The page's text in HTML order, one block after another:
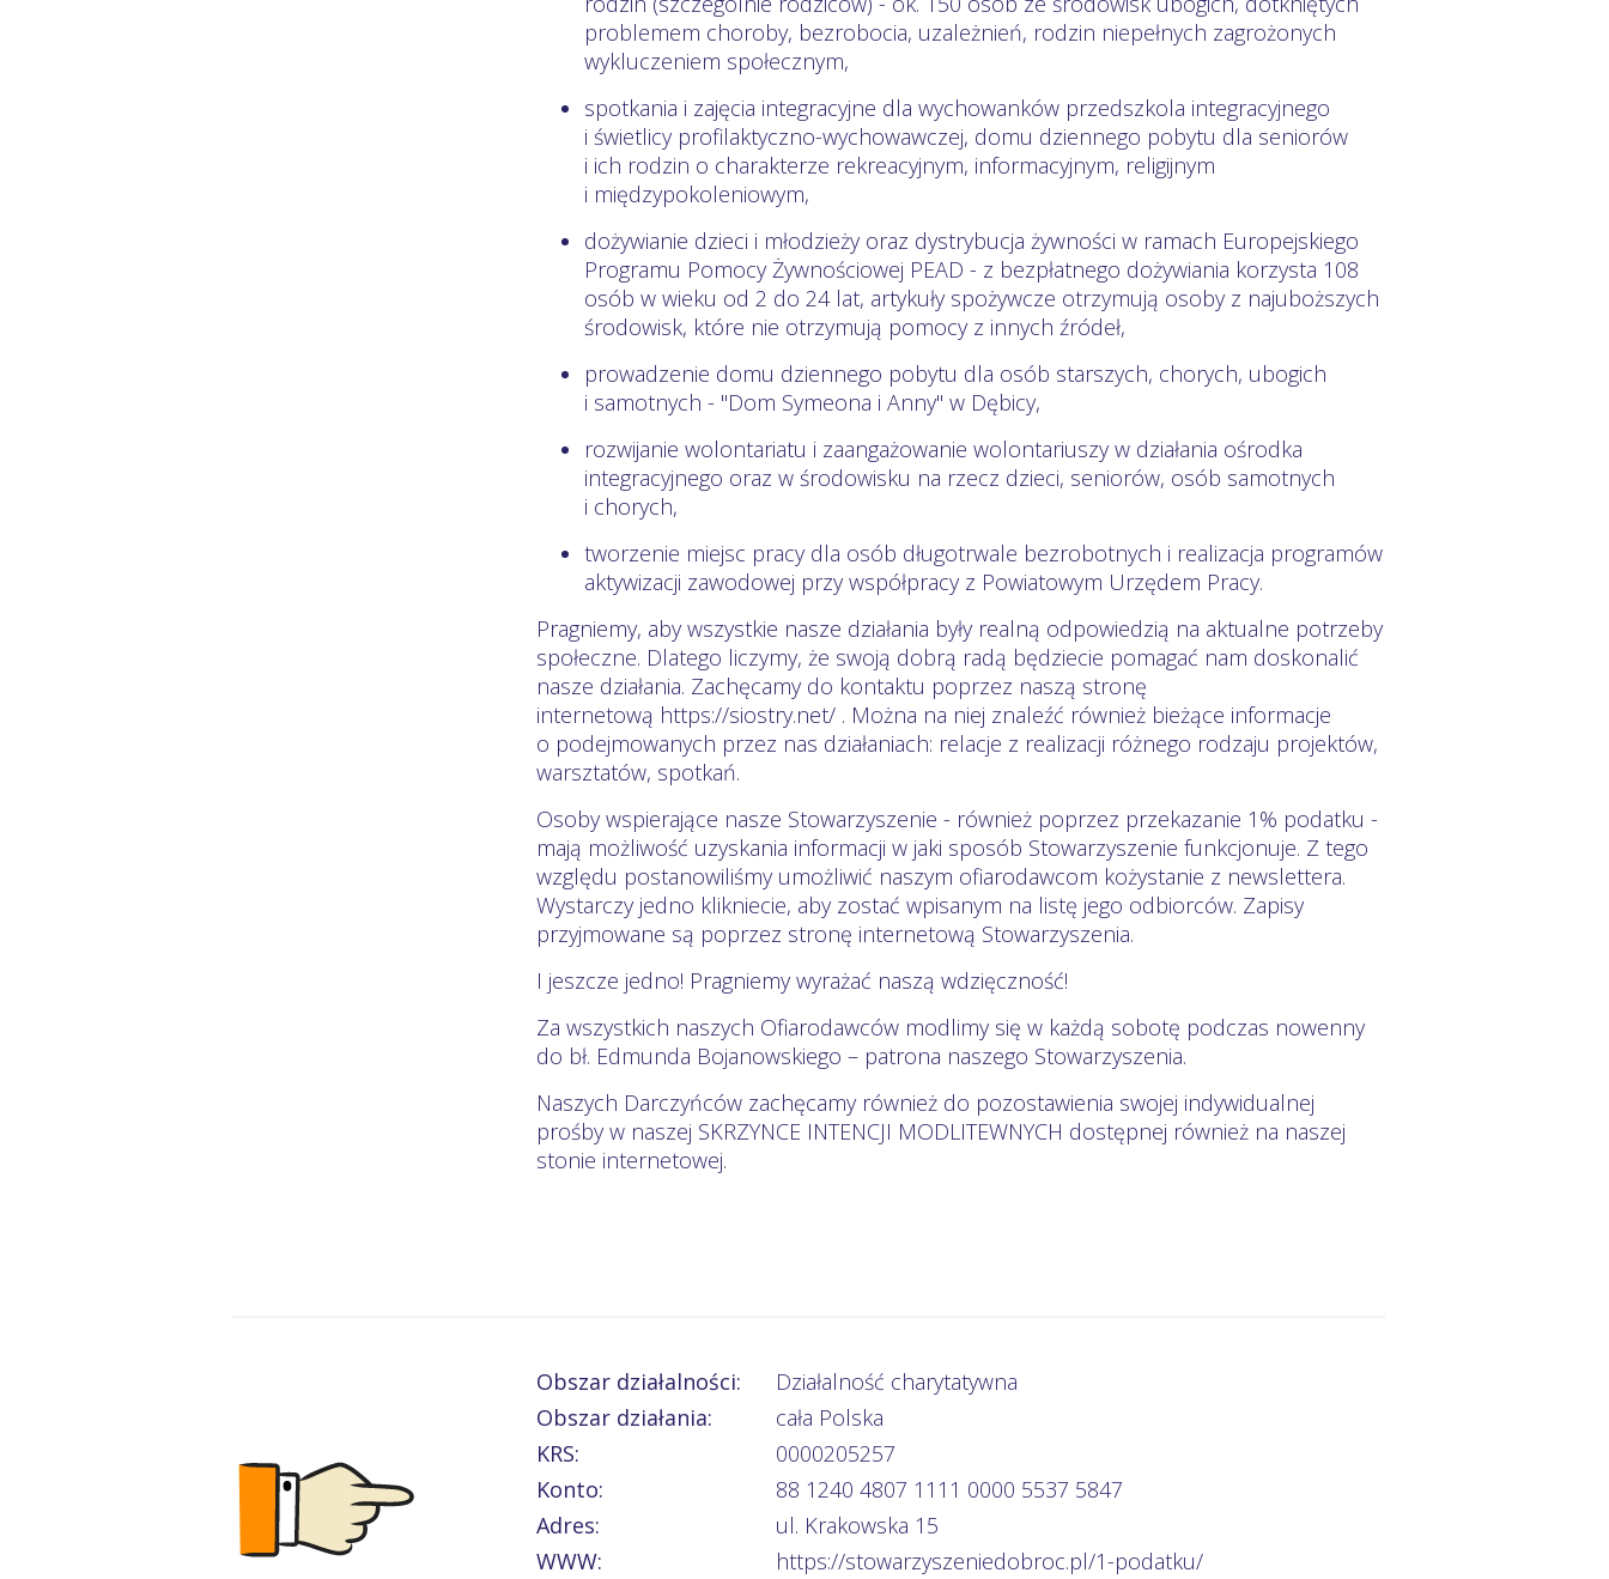
problemem choroby, bezrobocia, uzależnień, rodzin niepełnych zagrożonych
wykluczeniem społecznym,
spotkania i zajęcia integracyjne dla wychowanków przedszkola integracyjnego
i świetlicy profilaktyczno-wychowawczej, domu dziennego pobytu dla seniorów
i ich rodzin o charakterze rekreacyjnym, informacyjnym, religijnym
i międzypokoleniowym,
dożywianie dzieci i młodzieży oraz dystrybucja żywności w ramach Europejskiego
Programu Pomocy Żywnościowej PEAD - z bezpłatnego dożywiania korzysta 108
osób w wieku od 2 do 24 lat, artykuły spożywcze otrzymują osoby z najuboższych
środowisk, które nie otrzymują pomocy z innych źródeł,
prowadzenie domu dziennego pobytu dla osób starszych, chorych, ubogich
i samotnych - "Dom Symeona i Anny" w Dębicy,
rozwijanie wolontariatu i zaangażowanie wolontariuszy w działania ośrodka
integracyjnego oraz w środowisku na rzecz dzieci, seniorów, osób samotnych
i chorych,
tworzenie miejsc pracy dla osób długotrwale bezrobotnych i realizacja programów
aktywizacji zawodowej przy współpracy z Powiatowym Urzędem Pracy.
Pragniemy, aby wszystkie nasze działania były realną odpowiedzią na aktualne potrzeby
społeczne. Dlatego liczymy, że swoją dobrą radą będziecie pomagać nam doskonalić
nasze działania. Zachęcamy do kontaktu poprzez naszą stronę
internetową https://siostry.net/ . Można na niej znaleźć również bieżące informacje
o podejmowanych przez nas działaniach: relacje z realizacji różnego rodzaju projektów,
warsztatów, spotkań.
Osoby wspierające nasze Stowarzyszenie - również poprzez przekazanie 1% podatku -
mają możliwość uzyskania informacji w jaki sposób Stowarzyszenie funkcjonuje. Z tego
względu postanowiliśmy umożliwić naszym ofiarodawcom kożystanie z newslettera.
Wystarczy jedno klikniecie, aby zostać wpisanym na listę jego odbiorców. Zapisy
przyjmowane są poprzez stronę internetową Stowarzyszenia.
I jeszcze jedno! Pragniemy wyrażać naszą wdzięczność!
Za wszystkich naszych Ofiarodawców modlimy się w każdą sobotę podczas nowenny
do bł. Edmunda Bojanowskiego – patrona naszego Stowarzyszenia.
Naszych Darczyńców zachęcamy również do pozostawienia swojej indywidualnej
prośby w naszej SKRZYNCE INTENCJI MODLITEWNYCH dostępnej również na naszej
stonie internetowej.
Obszar działalności:
Działalność charytatywna
Obszar działania:
cała Polska
KRS:
0000205257
Konto:
88 1240 4807 1111 0000 5537 5847
Adres:
ul. Krakowska 15
WWW:
https://stowarzyszeniedobroc.pl/1-podatku/